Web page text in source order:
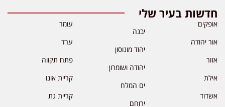
חדשות בעיר שלי
אופקים
אור יהודה
אזור
אילת
אשדוד
יבנה
יהוד מונוסון
יהודה ושומרון
ים המלח
ירוחם
עומר
ערד
פתח תקווה
קריית אונו
קריית גת